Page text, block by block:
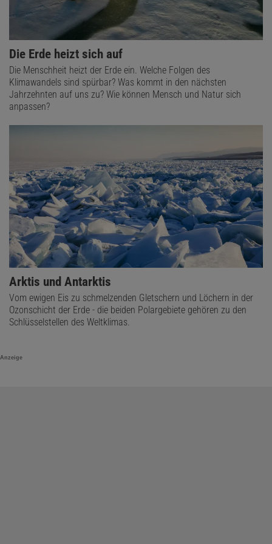
Die Erde heizt sich auf
Die Menschheit heizt der Erde ein. Welche Folgen des
Klimawandels sind spürbar? Was kommt in den nächsten
Jahrzehnten auf uns zu? Wie können Mensch und Natur sich
anpassen?
Arktis und Antarktis
Vom ewigen Eis zu schmelzenden Gletschern und Löchern in der
Ozonschicht der Erde - die beiden Polargebiete gehören zu den
Schlüsselstellen des Weltklimas.
Anzeige